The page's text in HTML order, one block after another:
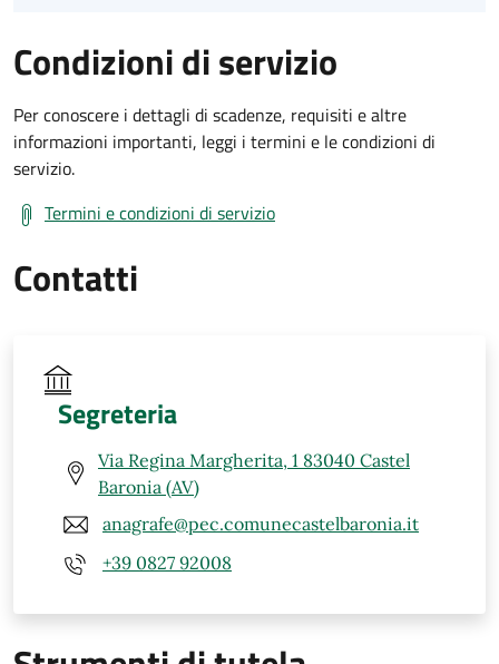
Condizioni di servizio
Per conoscere i dettagli di scadenze, requisiti e altre
informazioni importanti, leggi i termini e le condizioni di
servizio.
Termini e condizioni di servizio
Contatti
Segreteria
Via Regina Margherita, 1 83040 Castel
Baronia (AV)
anagrafe@pec.comunecastelbaronia.it
+39 0827 92008